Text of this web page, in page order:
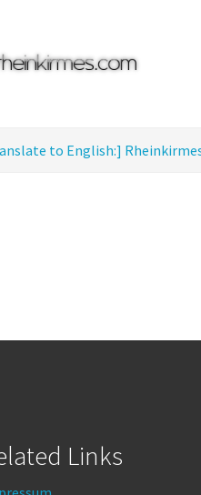
to English:]
Links